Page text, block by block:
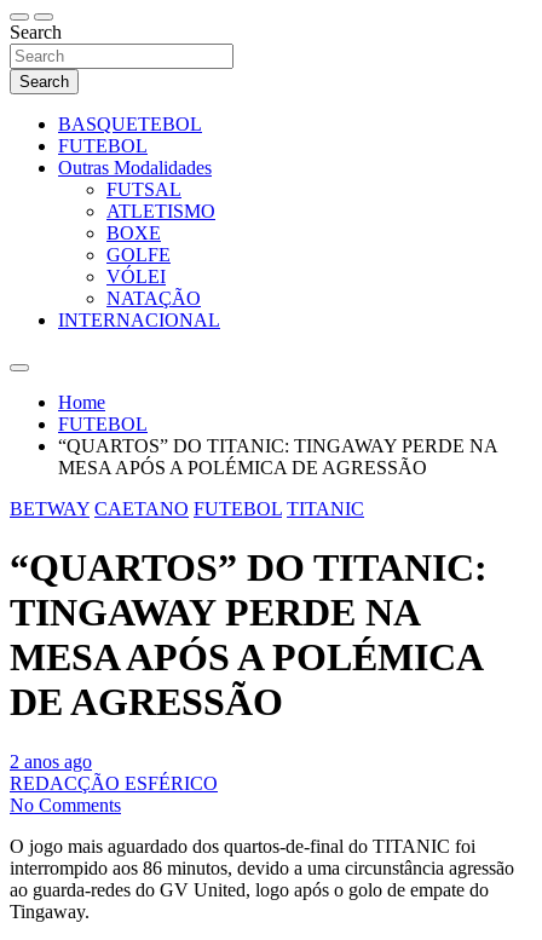
Search
Search
BASQUETEBOL
FUTEBOL
Outras Modalidades
FUTSAL
ATLETISMO
BOXE
GOLFE
VÓLEI
NATAÇÃO
INTERNACIONAL
Home
FUTEBOL
“QUARTOS” DO TITANIC: TINGAWAY PERDE NA
MESA APÓS A POLÉMICA DE AGRESSÃO
BETWAY CAETANO FUTEBOL TITANIC
“QUARTOS” DO TITANIC:
TINGAWAY PERDE NA
MESA APÓS A POLÉMICA
DE AGRESSÃO
2 anos ago
REDACÇÃO ESFÉRICO
No Comments
O jogo mais aguardado dos quartos-de-final do TITANIC foi
interrompido aos 86 minutos, devido a uma circunstância agressão
ao guarda-redes do GV United, logo após o golo de empate do
Tingaway.